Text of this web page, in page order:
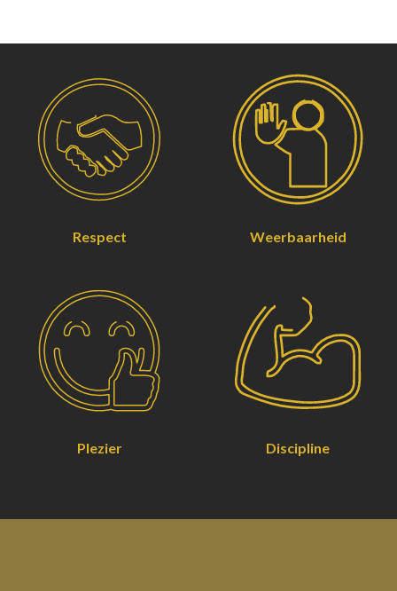
Respect Weerbaarheid
Plezier Discipline